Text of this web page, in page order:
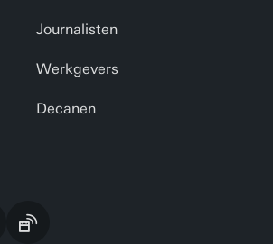
Journalisten
Werkgevers
Decanen